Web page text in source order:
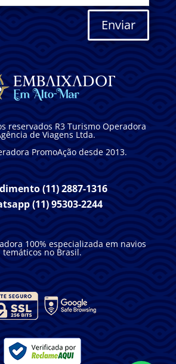
Enviar
reservados R3 Turismo Operadora
de Viagens Ltda.
PromoAção desde 2013.
(11) 2887-1316
(11) 95303-2244
100% especializada em navios
temáticos no Brasil.